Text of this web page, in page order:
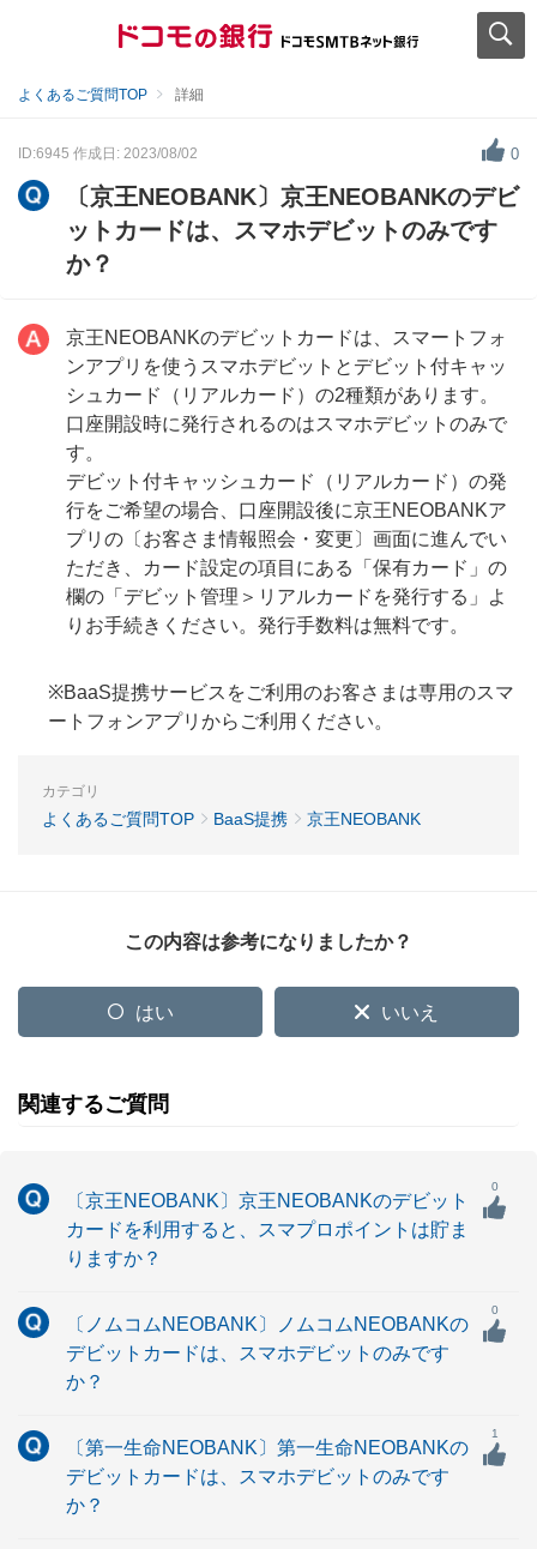
よくあるご質問TOP 詳細
ID:6945 作成日: 2023/08/02 0
〔京王NEOBANK〕京王NEOBANKのデビ
ットカードは、スマホデビットのみです
か？
京王NEOBANKのデビットカードは、スマートフォ
ンアプリを使うスマホデビットとデビット付キャッ
シュカード（リアルカード）の2種類があります。
口座開設時に発行されるのはスマホデビットのみで
す。
デビット付キャッシュカード（リアルカード）の発
行をご希望の場合、口座開設後に京王NEOBANKア
プリの〔お客さま情報照会・変更〕画面に進んでい
ただき、カード設定の項目にある「保有カード」の
欄の「デビット管理＞リアルカードを発行する」よ
りお手続きください。発行手数料は無料です。
※BaaS提携サービスをご利用のお客さまは専用のスマ
ートフォンアプリからご利用ください。
カテゴリ
よくあるご質問TOP BaaS提携 京王NEOBANK
この内容は参考になりましたか？
はい いいえ
関連するご質問
〔京王NEOBANK〕京王NEOBANKのデビット
カードを利用すると、スマプロポイントは貯ま
りますか？
0
〔ノムコムNEOBANK〕ノムコムNEOBANKの
デビットカードは、スマホデビットのみです
か？
0
〔第一生命NEOBANK〕第一生命NEOBANKの
デビットカードは、スマホデビットのみです
か？
1